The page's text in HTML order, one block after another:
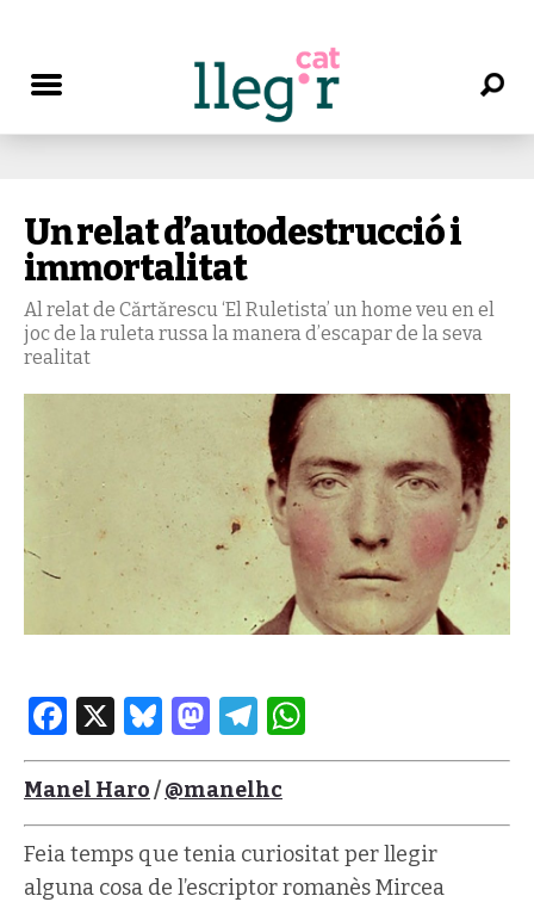
Un relat d’autodestrucció i
immortalitat
Al relat de Cărtărescu ‘El Ruletista’ un home veu en el
joc de la ruleta russa la manera d’escapar de la seva
realitat
Facebook
X Bluesky
Mastodon
Telegram
Manel Haro/@manelhc
Feia temps que tenia curiositat per llegir
alguna cosa de l’escriptor romanès Mircea